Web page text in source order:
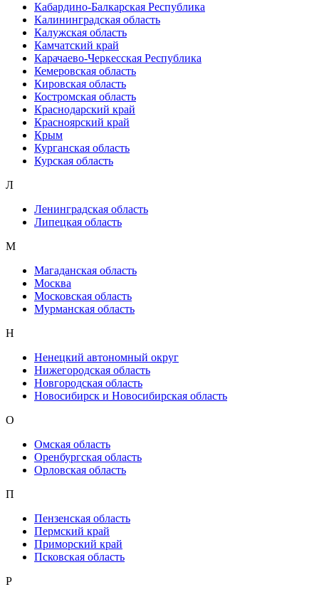
Кабардино-Балкарская Республика
Калининградская область
Калужская область
Камчатский край
Карачаево-Черкесская Республика
Кемеровская область
Кировская область
Костромская область
Краснодарский край
Красноярский край
Крым
Курганская область
Курская область
Л
Ленинградская область
Липецкая область
М
Магаданская область
Москва
Московская область
Мурманская область
Н
Ненецкий автономный округ
Нижегородская область
Новгородская область
Новосибирск и Новосибирская область
О
Омская область
Оренбургская область
Орловская область
П
Пензенская область
Пермский край
Приморский край
Псковская область
Р